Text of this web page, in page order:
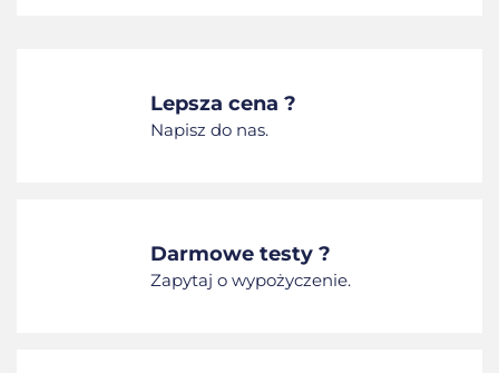
Lepsza cena ?
Napisz do nas.
Darmowe testy ?
Zapytaj o wypożyczenie.